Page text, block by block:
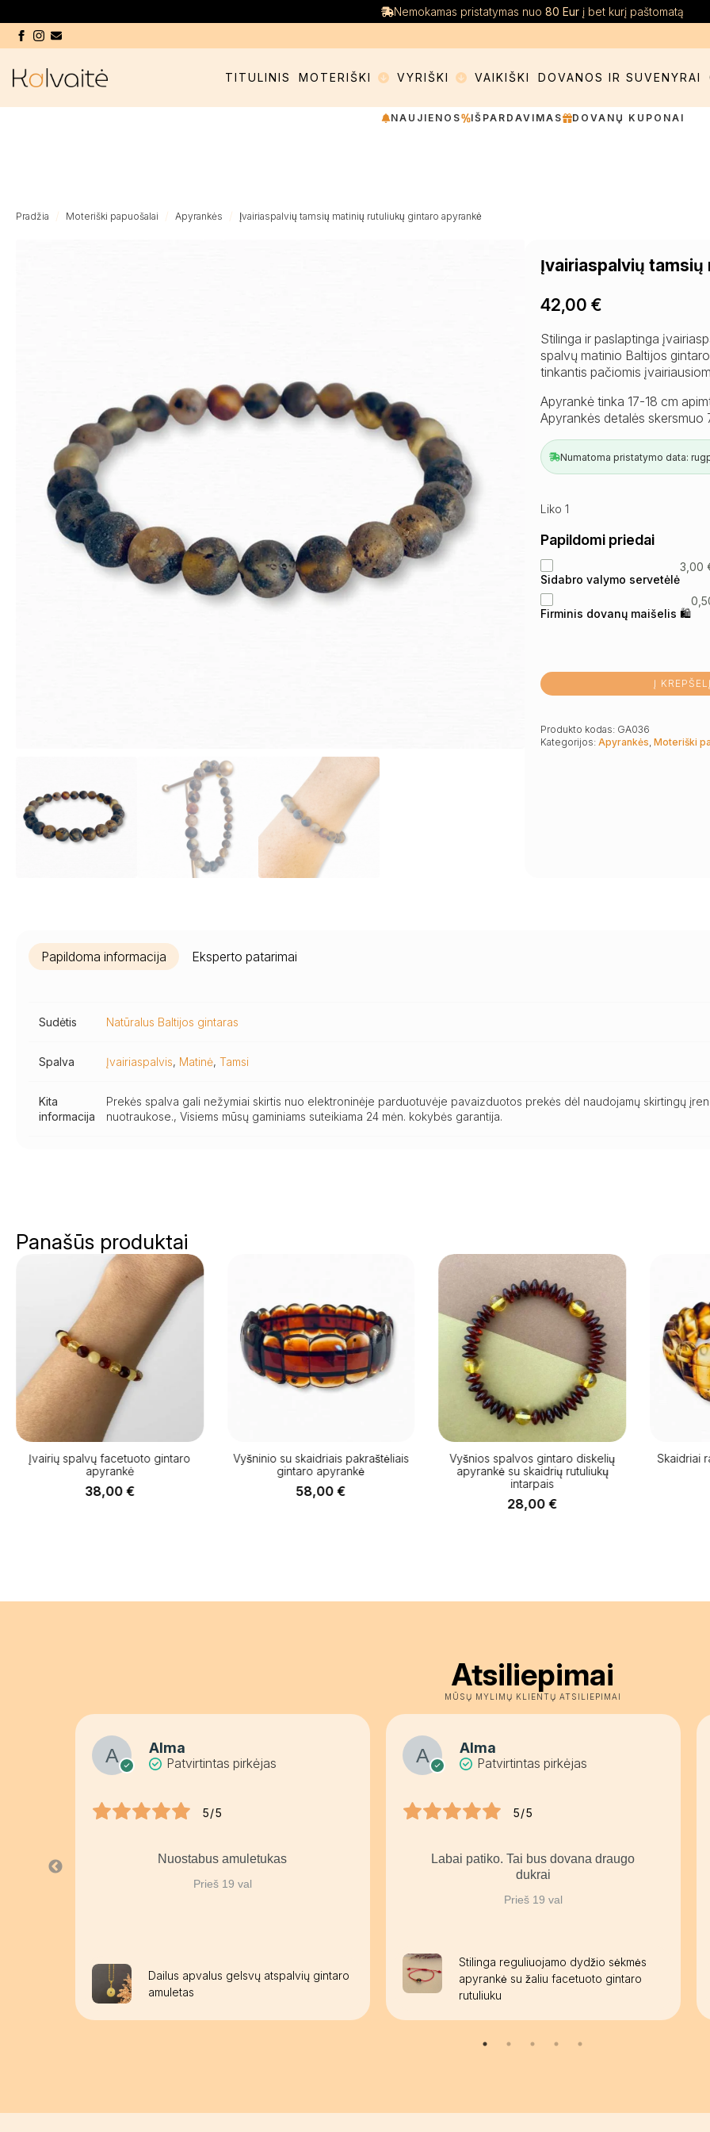
Nemokamas pristatymas nuo 80 Eur į bet kurį paštomatą
TITULINIS MOTERIŠKI VYRIŠKI VAIKIŠKI DOVANOS IR SUVENYRAI
NAUJIENOS IŠPARDAVIMAS DOVANŲ KUPONAI
Pradžia Moteriški papuošalai Apyrankės Įvairiaspalvių tamsių matinių rutuliukų gintaro apyrankė
Įvairiaspalvių tamsių
42,00 €
Stilinga ir paslaptinga
spalvų matinio Baltijos
tinkantis pačiomis
Apyrankė tinka 17-18 cm
Apyrankės detalės skersmuo
Numatoma pristatymo data:
Liko 1
Papildomi priedai
Sidabro valymo servetėlė
3,00
Firminis dovanų maišelis 🛍
Į KREPŠELĮ
Produkto kodas: GA036
Kategorijos: Apyrankės, Moteriški
Papildoma informacija Eksperto patarimai
Sudėtis Natūralus Baltijos gintaras
Spalva Įvairiaspalvis, Matinė, Tamsi
Kita
informacija
Prekės spalva gali nežymiai skirtis nuo elektroninėje parduotuvėje pavaizduotos prekės dėl naudojamų skirtingų
nuotraukose., Visiems mūsų gaminiams suteikiama 24 mėn. kokybės garantija.
Panašūs produktai
Įvairių spalvų facetuoto gintaro
apyrankė
38,00 €
Vyšninio su skaidriais pakraštėliais
gintaro apyrankė
58,00€
Vyšnios spalvos gintaro diskelių
apyrankė su skaidrių rutuliukų
intarpais
28,00€
Skaidriai
Atsiliepimai
MŪSŲ MYLIMŲ KLIENTŲ ATSILIEPIMAI
Alma
Patvirtintas pirkėjas
5/5
Nuostabus amuletukas
Prieš 19 val
Dailus apvalus gelsvų atspalvių gintaro
amuletas
Alma
Patvirtintas pirkėjas
5/5
Labai patiko. Tai bus dovana draugo
dukrai
Prieš 19 val
Stilinga reguliuojamo dydžio sėkmės
apyrankė su žaliu facetuoto gintaro
rutuliuku